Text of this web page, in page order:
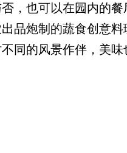
，也可以在园内的
品炮制的蔬食创意
同的风景作伴，美味